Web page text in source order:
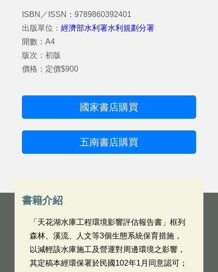
ISBN／ISSN：9789860392401
出版單位： 經濟部水利署水利規劃分署
開數：A4
版次：初版
價格：定價$900
國家書店購買
五南書店購買
書籍介紹
「天花湖水庫工程環境影響評估報告書」框列
森林、溪流、人文等3個生態系統保育措施，
以減輕該水庫施工及營運對周邊環境之影響，
其定稿本經環保署於民國102年1月同意認可；